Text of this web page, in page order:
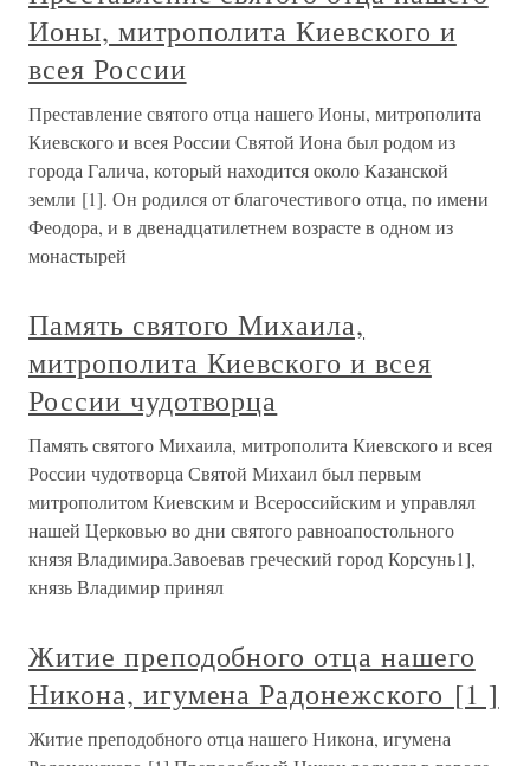
Ионы, митрополита Киевского и
всея России
Преставление святого отца нашего Ионы, митрополита
Киевского и всея России Святой Иона был родом из
города Галича, который находится около Казанской
земли [1]. Он родился от благочестивого отца, по имени
Феодора, и в двенадцатилетнем возрасте в одном из
монастырей
Память святого Михаила,
митрополита Киевского и всея
России чудотворца
Память святого Михаила, митрополита Киевского и всея
России чудотворца Святой Михаил был первым
митрополитом Киевским и Всероссийским и управлял
нашей Церковью во дни святого равноапостольного
князя Владимира.Завоевав греческий город Корсунь1],
князь Владимир принял
Житие преподобного отца нашего
Никона, игумена Радонежского [1 ]
Житие преподобного отца нашего Никона, игумена